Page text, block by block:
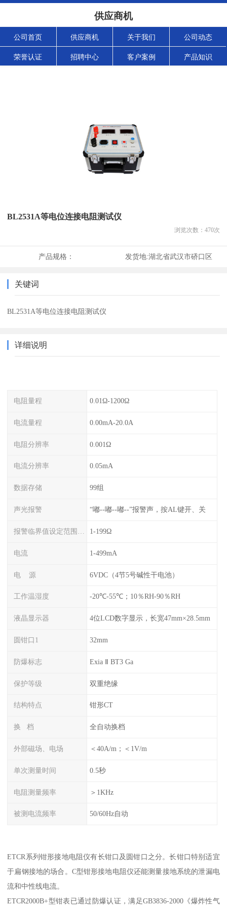
供应商机
公司首页 供应商机 关于我们 公司动态
荣誉认证 招聘中心 客户案例 产品知识
BL2531A等电位连接电阻测试仪
浏览次数： 470次
产品规格： 发货地:湖北省武汉市硚口区
关键词
BL2531A等电位连接电阻测试仪
详细说明
电阻量程 0.01Ω-1200Ω
电流量程 0.00mA-20.0A
电阻分辨率 0.001Ω
电流分辨率 0.05mA
数据存储 99组
声光报警 “嘟--嘟--嘟--”报警声，按AL键开、关
1-199Ω
电流 1-499mA
电 源 6VDC（4节5号碱性干电池）
工作温湿度 -20℃-55℃；10％RH-90％RH
液晶显示器 4位LCD数字显示，长宽47mm×28.5mm
圆钳口1 32mm
防爆标志 Exia Ⅱ BT3 Ga
保护等级 双重绝缘
结构特点 钳形CT
换 档 全自动换档
外部磁场、电场 ＜40A/m；＜1V/m
单次测量时间 0.5秒
电阻测量频率 ＞1KHz
被测电流频率 50/60Hz自动
ETCR系列钳形接地电阻仪有长钳口及圆钳口之分。长钳口特别适宜
于扁钢接地的场合。C型钳形接地电阻仪还能测量接地系统的泄漏电
流和中性线电流。
ETCR2000B+型钳表已通过防爆认证，满足GB3836-2000《爆炸性气